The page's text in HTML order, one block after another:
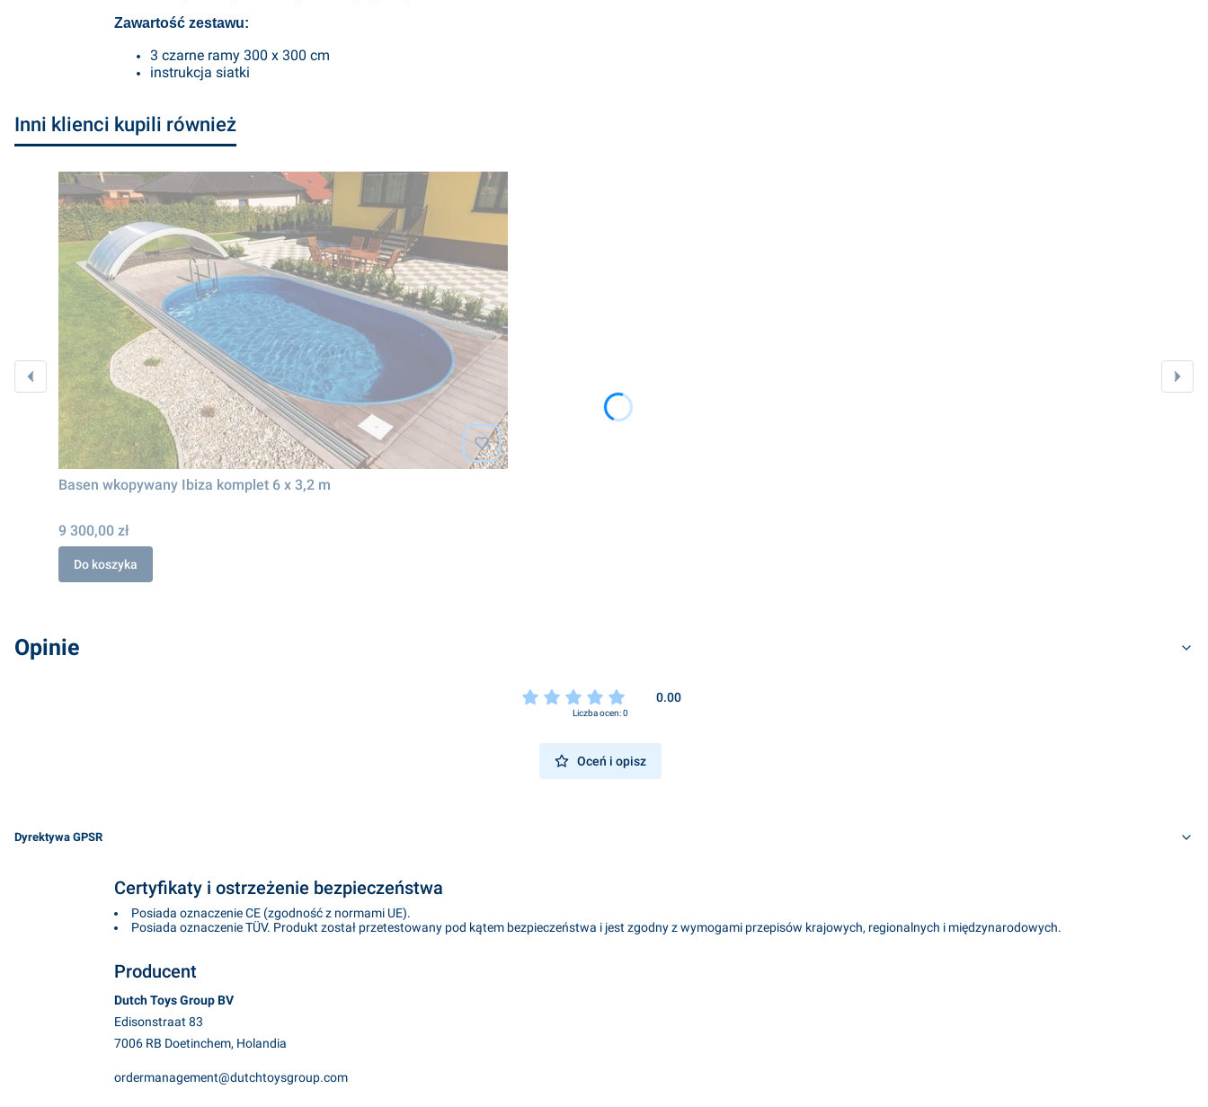
Zawartość zestawu:
3 czarne ramy 300 x 300 cm
instrukcja siatki
Inni klienci kupili również
Basen wkopywany Ibiza komplet 6 x 3,2 m
9 300,00 zł
Do koszyka
Opinie
0.00
Liczba ocen: 0
Oceń i opisz
Dyrektywa GPSR
Certyfikaty i ostrzeżenie bezpieczeństwa
Posiada oznaczenie CE (zgodność z normami UE).
Posiada oznaczenie TÜV. Produkt został przetestowany pod kątem bezpieczeństwa i jest zgodny z wymogami przepisów krajowych, regionalnych i międzynarodowych.
Producent
Dutch Toys Group BV
Edisonstraat 83
7006 RB Doetinchem, Holandia
ordermanagement@dutchtoysgroup.com